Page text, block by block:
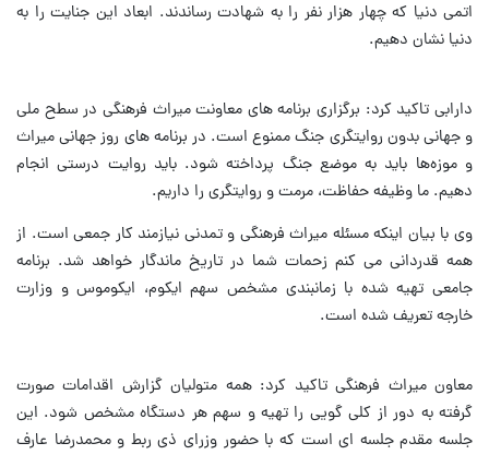
اتمی دنیا که چهار هزار نفر را به شهادت رساندند. ابعاد این جنایت را به
دنیا نشان دهیم.
دارابی تاکید کرد: برگزاری برنامه های معاونت میراث فرهنگی در سطح ملی
و جهانی بدون روایتگری جنگ ممنوع است. در برنامه های روز جهانی میراث
و موزه‌ها باید به موضع جنگ پرداخته شود. باید روایت درستی انجام
دهیم. ما وظیفه حفاظت، مرمت و روایتگری را داریم.
وی با بیان اینکه مسئله میراث فرهنگی و تمدنی نیازمند کار جمعی است. از
همه قدردانی می کنم زحمات شما در تاریخ ماندگار خواهد شد. برنامه
جامعی تهیه شده با زمانبندی مشخص سهم ایکوم، ایکوموس و وزارت
خارجه تعریف شده است.
معاون میراث فرهنگی تاکید کرد: همه متولیان گزارش اقدامات صورت
گرفته به دور از کلی گویی را تهیه و سهم هر دستگاه مشخص شود. این
جلسه مقدم جلسه ای است که با حضور وزرای ذی ربط و محمدرضا عارف